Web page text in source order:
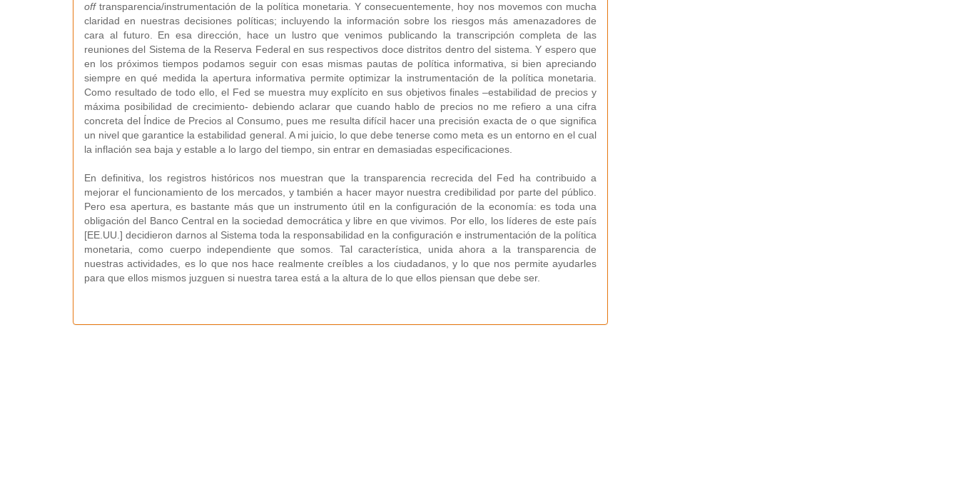
offtransparencia/instrumentación de la política monetaria. Y consecuentemente, hoy nos movemos con mucha
claridad en nuestras decisiones políticas; incluyendo la información sobre los riesgos más amenazadores de
cara al futuro. En esa dirección, hace un lustro que venimos publicando la transcripción completa de las
reuniones del Sistema de la Reserva Federal en sus respectivos doce distritos dentro del sistema. Y espero que
en los próximos tiempos podamos seguir con esas mismas pautas de política informativa, si bien apreciando
siempre en qué medida la apertura informativa permite optimizar la instrumentación de la política monetaria.
Como resultado de todo ello, el Fed se muestra muy explícito en sus objetivos finales –estabilidad de precios y
máxima posibilidad de crecimiento- debiendo aclarar que cuando hablo de precios no me refiero a una cifra
concreta del Índice de Precios al Consumo, pues me resulta difícil hacer una precisión exacta de o que significa
un nivel que garantice la estabilidad general. A mi juicio, lo que debe tenerse como meta es un entorno en el cual
la inflación sea baja y estable a lo largo del tiempo, sin entrar en demasiadas especificaciones.
En definitiva, los registros históricos nos muestran que la transparencia recrecida del Fed ha contribuido a
mejorar el funcionamiento de los mercados, y también a hacer mayor nuestra credibilidad por parte del público.
Pero esa apertura, es bastante más que un instrumento útil en la configuración de la economía: es toda una
obligación del Banco Central en la sociedad democrática y libre en que vivimos. Por ello, los líderes de este país
[EE.UU.] decidieron darnos al Sistema toda la responsabilidad en la configuración e instrumentación de la política
monetaria, como cuerpo independiente que somos. Tal característica, unida ahora a la transparencia de
nuestras actividades, es lo que nos hace realmente creíbles a los ciudadanos, y lo que nos permite ayudarles
para que ellos mismos juzguen si nuestra tarea está a la altura de lo que ellos piensan que debe ser.